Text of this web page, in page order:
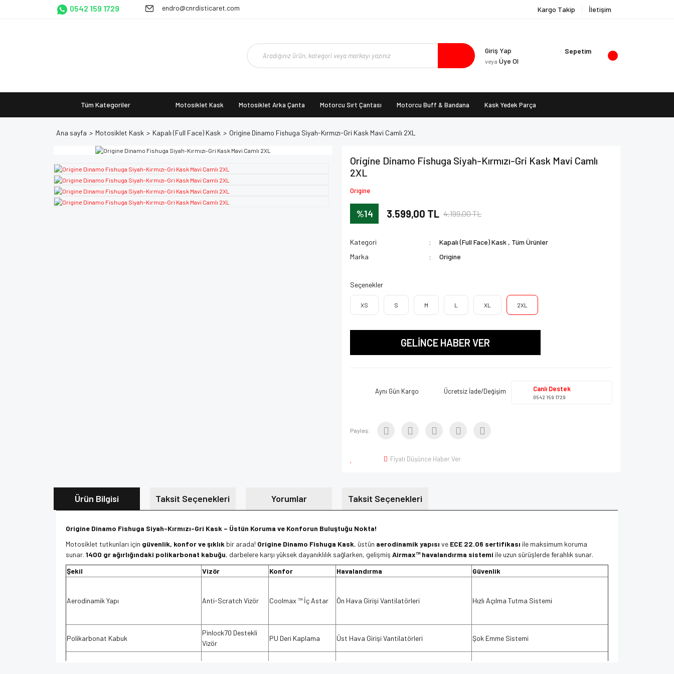
0542 159 1729 endro@cnrdisticaret.com Kargo Takip İletişim
Giriş Yap
veya Üye Ol
Sepetim
Tüm Kategoriler Motosiklet Kask Motosiklet Arka Çanta Motorcu Sırt Çantası Motorcu Buff & Bandana Kask Yedek Parça
Ana sayfa Motosiklet Kask Kapalı (Full Face) Kask Origine Dinamo Fishuga Siyah-Kırmızı-Gri Kask Mavi Camlı 2XL
Origine Dinamo Fishuga Siyah-Kırmızı-Gri Kask Mavi Camlı
2XL
Origine
%14 3.599,00 TL 4.199,00 TL
Kategori Kapalı (Full Face) Kask , Tüm Ürünler
Marka
Origine
Seçenekler
XS S M L XL 2XL
GELİNCE HABER VER
Aynı Gün Kargo Ücretsiz İade/Değişim Canlı Destek
0542 159 1729
Paylaş:
Fiyatı Düşünce Haber Ver
Ürün Bilgisi Taksit Seçenekleri Yorumlar Taksit Seçenekleri
Origine Dinamo Fishuga Siyah-Kırmızı-Gri Kask – Üstün Koruma ve Konforun Buluştuğu Nokta!
Motosiklet tutkunları için güvenlik, konfor ve şıklık bir arada! Origine Dinamo Fishuga Kask, üstün aerodinamik yapısı ve ECE 22.06 sertifikası ile maksimum koruma
sunar. 1400 gr ağırlığındaki polikarbonat kabuğu, darbelere karşı yüksek dayanıklılık sağlarken, gelişmiş Airmax™ havalandırma sistemi ile uzun sürüşlerde ferahlık sunar.
Şekil
Vizör Konfor Havalandırma Güvenlik
Aerodinamik Yapı Anti-Scratch Vizör Coolmax ™ İç Astar Ön Hava Girişi Vantilatörleri Hızlı Açılma Tutma Sistemi
Polikarbonat Kabuk
Pinlock70 Destekli
Vizör
PU Deri Kaplama Üst Hava Girişi Vantilatörleri Şok Emme Sistemi